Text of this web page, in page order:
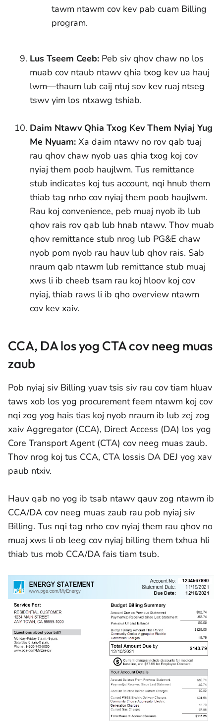
tawm ntawm cov kev pab cuam Billing
program.
Lus Tseem Ceeb: Peb siv qhov chaw no los
muab cov ntaub ntawv qhia txog kev ua hauj
lwm—thaum lub caij ntuj sov kev ruaj ntseg
tswv yim los ntxawg tshiab.
Daim Ntawv Qhia Txog Kev Them Nyiaj Yug
Me Nyuam: Xa daim ntawv no rov qab tuaj
rau qhov chaw nyob uas qhia txog koj cov
nyiaj them poob haujlwm. Tus remittance
stub indicates koj tus account, nqi hnub them
thiab tag nrho cov nyiaj them poob haujlwm.
Rau koj convenience, peb muaj nyob ib lub
qhov rais rov qab lub hnab ntawv. Thov muab
qhov remittance stub nrog lub PG&E chaw
nyob pom nyob rau hauv lub qhov rais. Sab
nraum qab ntawm lub remittance stub muaj
xws li ib cheeb tsam rau koj hloov koj cov
nyiaj, thiab raws li ib qho overview ntawm
cov kev xaiv.
CCA, DA los yog CTA cov neeg muas
zaub
Pob nyiaj siv Billing yuav tsis siv rau cov tiam hluav
taws xob los yog procurement feem ntawm koj cov
nqi zog yog hais tias koj nyob nraum ib lub zej zog
xaiv Aggregator (CCA), Direct Access (DA) los yog
Core Transport Agent (CTA) cov neeg muas zaub.
Thov nrog koj tus CCA, CTA lossis DA DEJ yog xav
paub ntxiv.
Hauv qab no yog ib tsab ntawv qauv zog ntawm ib
CCA/DA cov neeg muas zaub rau pob nyiaj siv
Billing. Tus nqi tag nrho cov nyiaj them rau qhov no
muaj xws li ob leeg cov nyiaj billing them txhua hli
thiab tus mob CCA/DA fais tiam tsub.